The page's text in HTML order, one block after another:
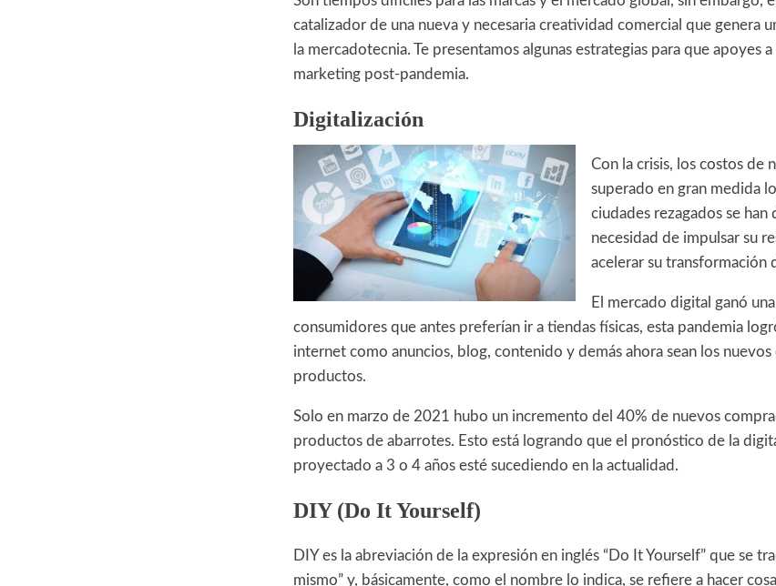
catalizador de una nueva y necesaria creatividad comercial que genera
la mercadotecnia. Te presentamos algunas estrategias para que apoyes a
marketing post-pandemia.
Digitalización
Con la crisis, los costos de
superado en gran medida
ciudades rezagados se han
necesidad de impulsar su
acelerar su transformación
El mercado digital ganó
consumidores que antes preferían ir a tiendas físicas, esta pandemia
internet como anuncios, blog, contenido y demás ahora sean los nuevos
productos.
Solo en marzo de 2021 hubo un incremento del 40% de nuevos
productos de abarrotes. Esto está logrando que el pronóstico de la
proyectado a 3 o 4 años esté sucediendo en la actualidad.
DIY (Do It Yourself)
DIY es la abreviación de la expresión en inglés “Do It Yourself” que se
mismo” y, básicamente, como el nombre lo indica, se refiere a hacer